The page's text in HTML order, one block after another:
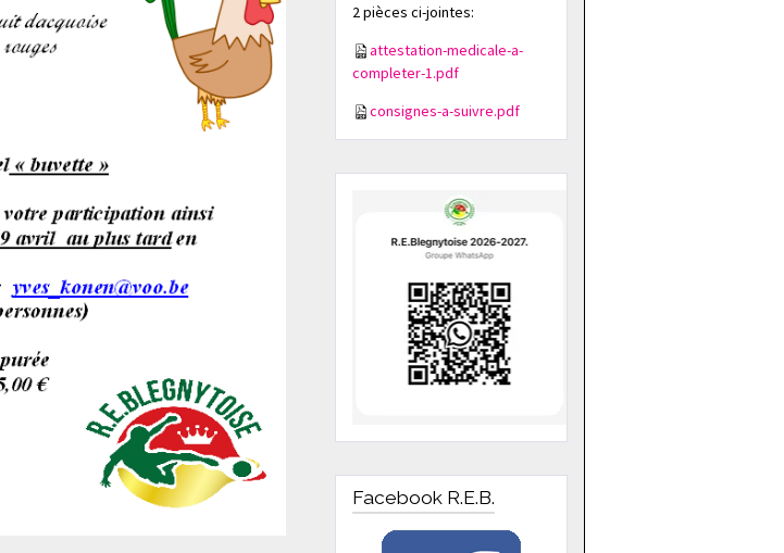
2 pièces ci-jointes:
attestation-medicale-a-
completer-1.pdf
consignes-a-suivre.pdf
Facebook R.E.B.